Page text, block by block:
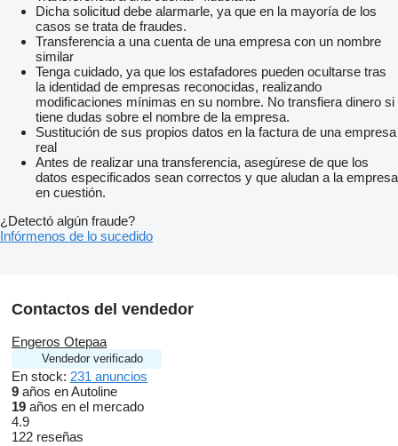
Dicha solicitud debe alarmarle, ya que en la mayoría de los
casos se trata de fraudes.
Transferencia a una cuenta de una empresa con un nombre
similar
Tenga cuidado, ya que los estafadores pueden ocultarse tras
la identidad de empresas reconocidas, realizando
modificaciones mínimas en su nombre. No transfiera dinero si
tiene dudas sobre el nombre de la empresa.
Sustitución de sus propios datos en la factura de una empresa
real
Antes de realizar una transferencia, asegúrese de que los
datos especificados sean correctos y que aludan a la empresa
en cuestión.
¿Detectó algún fraude?
Infórmenos de lo sucedido
Contactos del vendedor
Engeros Otepaa
Vendedor verificado
En stock: 231 anuncios
9 años en Autoline
19 años en el mercado
4.9
122 reseñas